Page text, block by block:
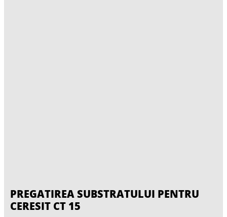
PREGATIREA SUBSTRATULUI PENTRU
CERESIT CT 15